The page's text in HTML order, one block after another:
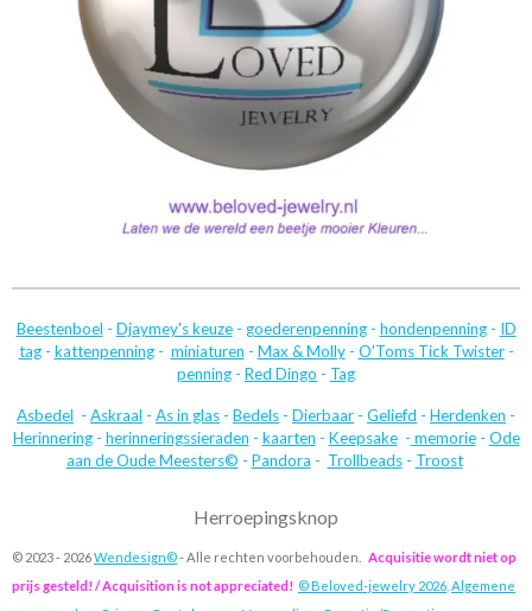
Beestenboel - Djaymey's keuze- goederenpenning- hondenpenning- ID
tag- kattenpenning- miniaturen - Max & Molly- O'Toms Tick Twister-
penning - Red Dingo - Tag
Asbedel - Askraal - As in glas - Bedels - Dierbaar - Geliefd - Herdenken -
Herinnering- herinneringssieraden - kaarten - Keepsake- memorie- Ode
aan de Oude Meesters© - Pandora - Trollbeads- Troost
Herroepingsknop
© 2023 - 2026Wendesign©- Alle rechten voorbehouden.
Acquisitie wordt niet op
prijs gesteld! / Acquisition is not appreciated! © Beloved-jewelry 2026 Algemene